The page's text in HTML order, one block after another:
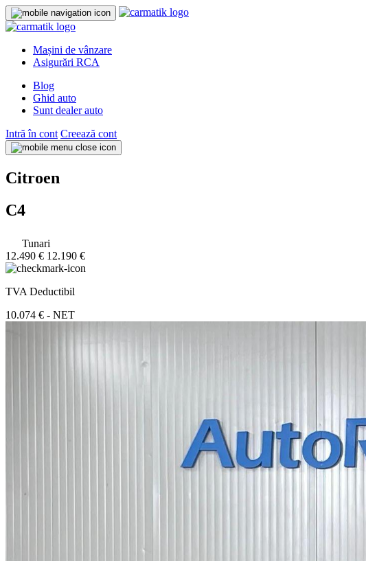
Mașini de vânzare
Asigurări RCA
Blog
Ghid auto
Sunt dealer auto
Intră în cont Creează cont
Citroen
C4
Tunari
12.490 € 12.190 €
TVA Deductibil
10.074 € - NET